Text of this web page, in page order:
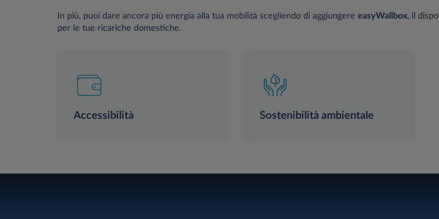
In più, puoi dare ancora più energia alla tua mobilità scegliendo di aggiungere easyWallbox, il
per le tue ricariche domestiche.
Accessibilità Sostenibilità ambientale